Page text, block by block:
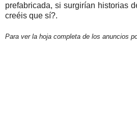
prefabricada, si surgirían historias
creéis que sí?.
Para ver la hoja completa de los anuncios